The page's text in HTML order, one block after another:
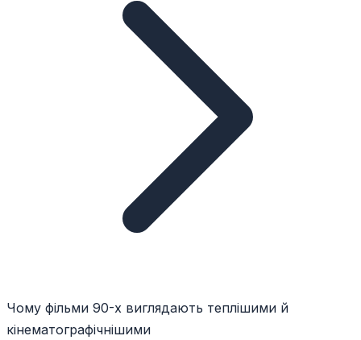
Чому фільми 90-х виглядають теплішими й
кінематографічнішими